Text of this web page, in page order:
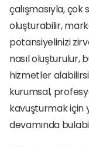
çalışmasıyla,
oluşturabilir,
potansiyelinizi
nasıl oluşturulur,
hizmetler
kurumsal,
kavuşturmak için
devamında